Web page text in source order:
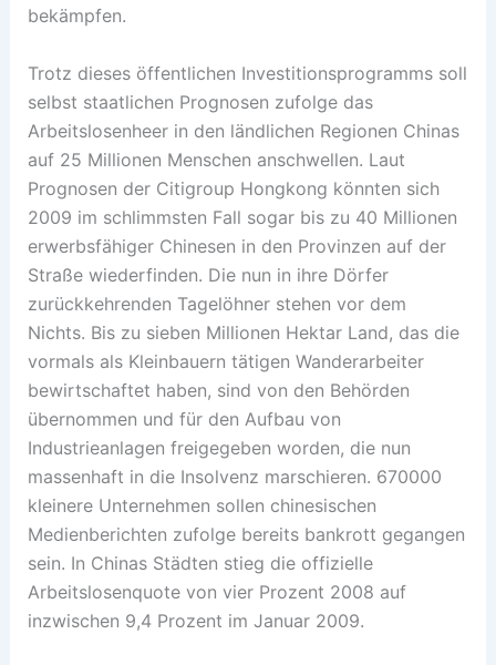
bekämpfen.
Trotz dieses öffentlichen Investitionsprogramms soll
selbst staatlichen Prognosen zufolge das
Arbeitslosenheer in den ländlichen Regionen Chinas
auf 25 Millionen Menschen anschwellen. Laut
Prognosen der Citigroup Hongkong könnten sich
2009 im schlimmsten Fall sogar bis zu 40 Millionen
erwerbsfähiger Chinesen in den Provinzen auf der
Straße wiederfinden. Die nun in ihre Dörfer
zurückkehrenden Tagelöhner stehen vor dem
Nichts. Bis zu sieben Millionen Hektar Land, das die
vormals als Kleinbauern tätigen Wanderarbeiter
bewirtschaftet haben, sind von den Behörden
übernommen und für den Aufbau von
Industrieanlagen freigegeben worden, die nun
massenhaft in die Insolvenz marschieren. 670000
kleinere Unternehmen sollen chinesischen
Medienberichten zufolge bereits bankrott gegangen
sein. In Chinas Städten stieg die offizielle
Arbeitslosenquote von vier Prozent 2008 auf
inzwischen 9,4 Prozent im Januar 2009.